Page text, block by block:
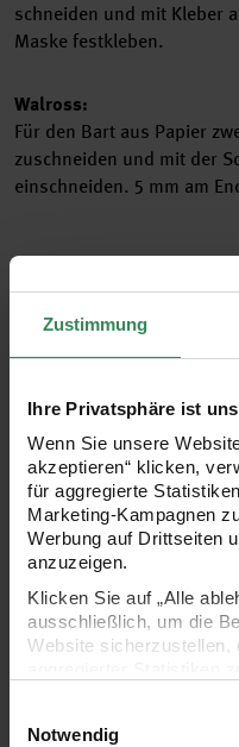
Zustimmung
Ihre Privatsphäre ist
Wenn Sie unsere
akzeptieren“ klicken,
für aggregierte
Marketing-Kampagnen
Werbung auf Drittseiten
anzuzeigen.
Klicken Sie auf „Alle
ausschließlich, um die
Website sicherzustellen,
Ihre Einwilligung ist
Notwendig
schneiden und mit Kleber
Maske festkleben.
Walross:
Für den Bart aus Papier
zuschneiden und mit der
einschneiden. 5 mm am
Material für